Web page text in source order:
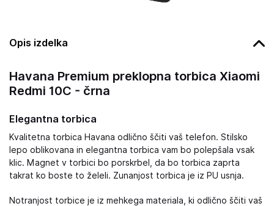
Opis izdelka
Havana Premium preklopna torbica Xiaomi
Redmi 10C - črna
Elegantna torbica
Kvalitetna torbica Havana odlično ščiti vaš telefon. Stilsko
lepo oblikovana in elegantna torbica vam bo polepšala vsak
klic. Magnet v torbici bo porskrbel, da bo torbica zaprta
takrat ko boste to želeli. Zunanjost torbica je iz PU usnja.
Notranjost torbice je iz mehkega materiala, ki odlično ščiti vaš